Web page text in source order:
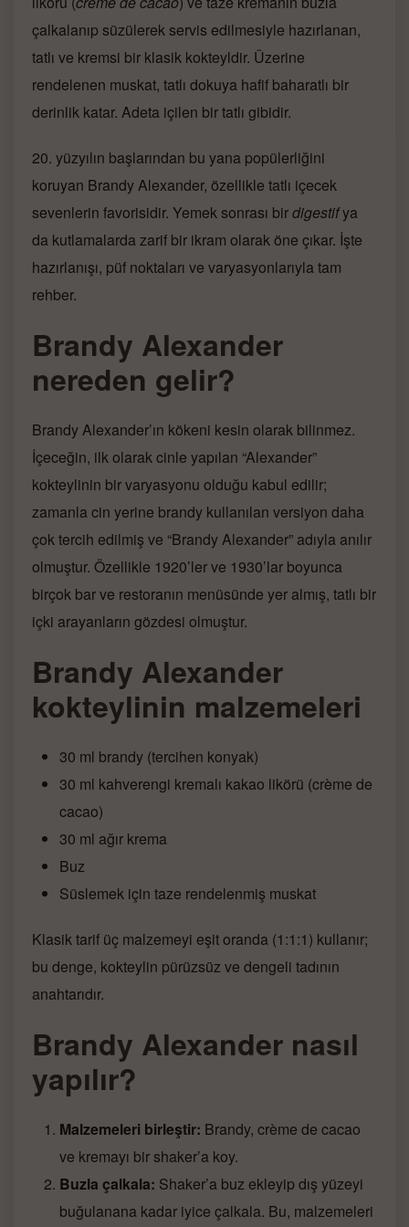
çalkalanıp süzülerek servis edilmesiyle hazırlanan,
tatlı ve kremsi bir klasik kokteyldir. Üzerine
rendelenen muskat, tatlı dokuya hafif baharatlı bir
derinlik katar. Adeta içilen bir tatlı gibidir.
20. yüzyılın başlarından bu yana popülerliğini
koruyan Brandy Alexander, özellikle tatlı içecek
sevenlerin favorisidir. Yemek sonrası birdigestifya
da kutlamalarda zarif bir ikram olarak öne çıkar. İşte
hazırlanışı, püf noktaları ve varyasyonlarıyla tam
rehber.
Brandy Alexander
nereden gelir?
Brandy Alexander’ın kökeni kesin olarak bilinmez.
İçeceğin, ilk olarak cinle yapılan “Alexander”
kokteylinin bir varyasyonu olduğu kabul edilir;
zamanla cin yerine brandy kullanılan versiyon daha
çok tercih edilmiş ve “Brandy Alexander” adıyla anılır
olmuştur. Özellikle 1920’ler ve 1930’lar boyunca
birçok bar ve restoranın menüsünde yer almış, tatlı bir
içki arayanların gözdesi olmuştur.
Brandy Alexander
kokteylinin malzemeleri
30 ml brandy (tercihen konyak)
30 ml kahverengi kremalı kakao likörü (crème de
cacao)
30 ml ağır krema
Buz
Süslemek için taze rendelenmiş muskat
Klasik tarif üç malzemeyi eşit oranda (1:1:1) kullanır;
bu denge, kokteylin pürüzsüz ve dengeli tadının
anahtarıdır.
Brandy Alexander nasıl
yapılır?
Malzemeleri birleştir: Brandy, crème de cacao
ve kremayı bir shaker’a koy.
Buzla çalkala: Shaker’a buz ekleyip dış yüzeyi
buğulanana kadar iyice çalkala. Bu, malzemeleri